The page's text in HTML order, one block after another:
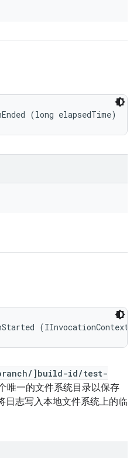
(long elapsedTime)
(IInvocationContext
]build-id/test-
唯一的文件系统目录以保存
日志写入本地文件系统上的临